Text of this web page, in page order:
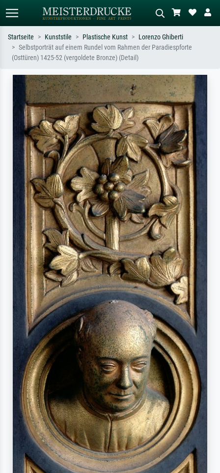
Standardsuche
oder Stilen – z.B. Monet,
Sternennacht, Impressionismus, Welle
Hokusai, Akt.
Wiese, Abstrakt mit viel Rot, Dunkles
Ölgemälde, Stehender Akt neben einem
Baum.
Startseite Kunststile Plastische Kunst
Lorenzo Ghiberti
Selbstporträt auf einem Rundel vom Rahmen der Paradiespforte
(Osttüren) 1425-52 (vergoldete Bronze) (Detail)